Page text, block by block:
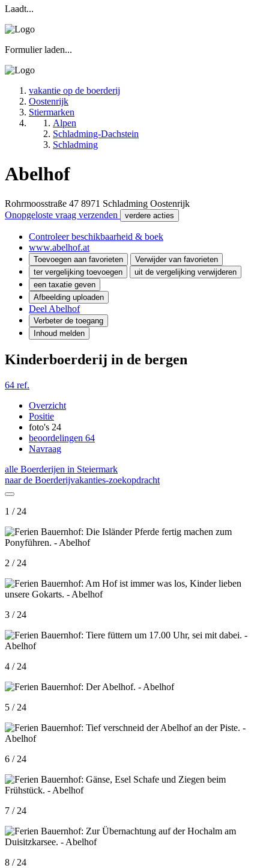
Laadt...
Formulier laden...
vakantie op de boerderij
Oostenrijk
Stiermarken
Alpen
Schladming-Dachstein
Schladming
Abelhof
Rohrmoosstraße 47 8971 Schladming Oostenrijk
Onopgeloste vraag verzenden
verdere acties
Controleer beschikbaarheid & boek
www.abelhof.at
Toevoegen aan favorieten
Verwijder van favorieten
ter vergelijking toevoegen
uit de vergelijking verwijderen
een taxatie geven
Afbeelding uploaden
Deel Abelhof
Verbeter de toegang
Inhoud melden
Kinderboerderij in de bergen
64 ref.
Overzicht
Positie
foto's 24
beoordelingen 64
Navraag
alle Boerderijen in Steiermark
naar de Boerderijvakanties-zoekopdracht
1 / 24
2 / 24
3 / 24
4 / 24
5 / 24
6 / 24
7 / 24
8 / 24